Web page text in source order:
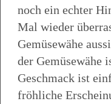
noch ein echter
Mal wieder
Gemüsewähe
der Gemüsewähe
Geschmack ist
fröhliche